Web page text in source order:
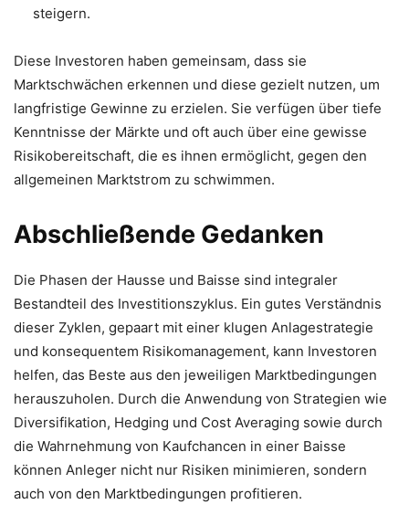
steigern.
Diese Investoren haben gemeinsam, dass sie
Marktschwächen erkennen und diese gezielt nutzen, um
langfristige Gewinne zu erzielen. Sie verfügen über tiefe
Kenntnisse der Märkte und oft auch über eine gewisse
Risikobereitschaft, die es ihnen ermöglicht, gegen den
allgemeinen Marktstrom zu schwimmen.
Abschließende Gedanken
Die Phasen der Hausse und Baisse sind integraler
Bestandteil des Investitionszyklus. Ein gutes Verständnis
dieser Zyklen, gepaart mit einer klugen Anlagestrategie
und konsequentem Risikomanagement, kann Investoren
helfen, das Beste aus den jeweiligen Marktbedingungen
herauszuholen. Durch die Anwendung von Strategien wie
Diversifikation, Hedging und Cost Averaging sowie durch
die Wahrnehmung von Kaufchancen in einer Baisse
können Anleger nicht nur Risiken minimieren, sondern
auch von den Marktbedingungen profitieren.